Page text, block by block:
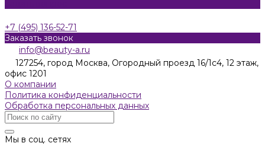
+7 (495) 136-52-71
Заказать звонок
info@beauty-a.ru
127254, город Москва, Огородный проезд 16/1с4, 12 этаж,
офис 1201
О компании
Политика конфиденциальности
Обработка персональных данных
Мы в соц. сетях